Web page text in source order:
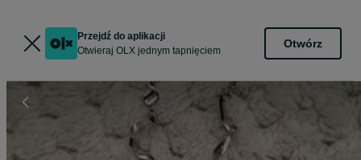
Przejdź do aplikacji
Otwieraj OLX jednym tapnięciem
Otwórz